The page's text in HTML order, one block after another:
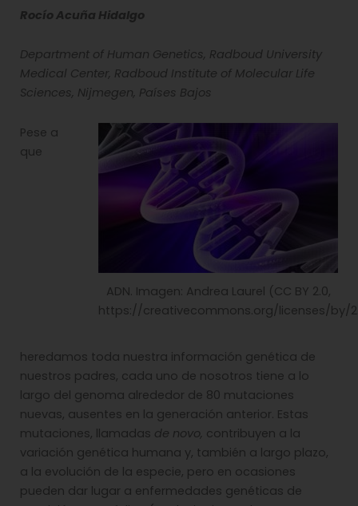
Rocío Acuña Hidalgo
Department of Human Genetics, Radboud University
Medical Center, Radboud Institute of Molecular Life
Sciences, Nijmegen, Países Bajos
ADN. Imagen: Andrea Laurel (CC BY 2.0,
https://creativecommons.org/licenses/by/
Pese a
que
heredamos toda nuestra información genética de
nuestros padres, cada uno de nosotros tiene a lo
largo del genoma alrededor de 80 mutaciones
nuevas, ausentes en la generación anterior. Estas
mutaciones, llamadas de novo, contribuyen a la
variación genética humana y, también a largo plazo,
a la evolución de la especie, pero en ocasiones
pueden dar lugar a enfermedades genéticas de